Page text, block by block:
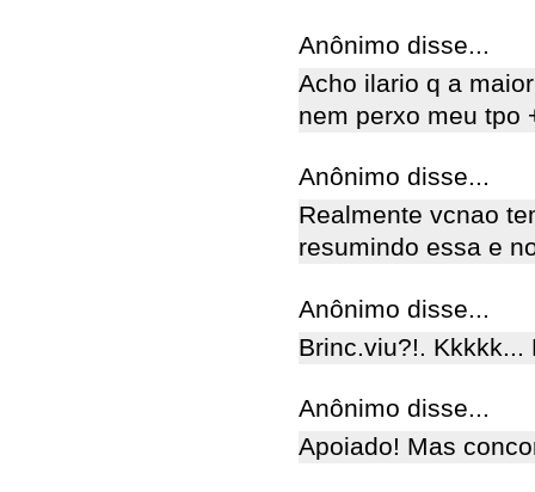
Anônimo disse...
Acho ilario q a
nem perxo meu tpo
Anônimo disse...
Realmente vcnao
resumindo essa e
Anônimo disse...
Brinc.viu?!. Kkkkk...
Anônimo disse...
Apoiado! Mas